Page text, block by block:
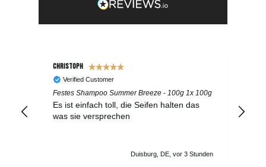
Christoph
Verified Customer
Festes Shampoo Summer Breeze - 100g 1x 100g
Es ist einfach toll, die Seifen halten das
was sie versprechen
Duisburg, DE, vor 3 Stunden